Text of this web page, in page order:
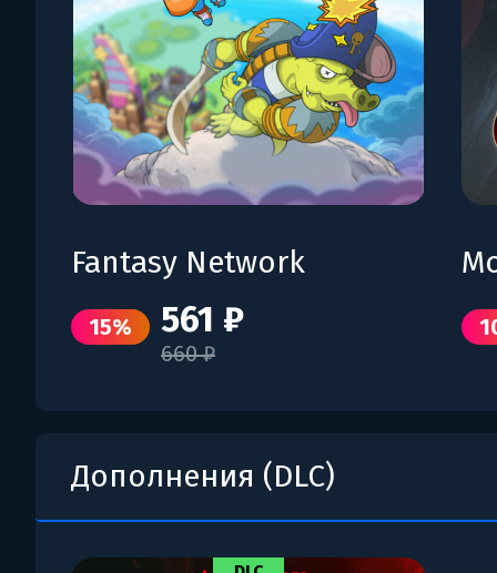
Fantasy Network
15% 561 ₽
660 ₽
Дополнения (DLC)